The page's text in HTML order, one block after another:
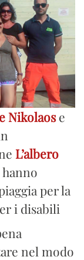
Nikolaose
L’albero
hanno
per la
i disabili
nel modo